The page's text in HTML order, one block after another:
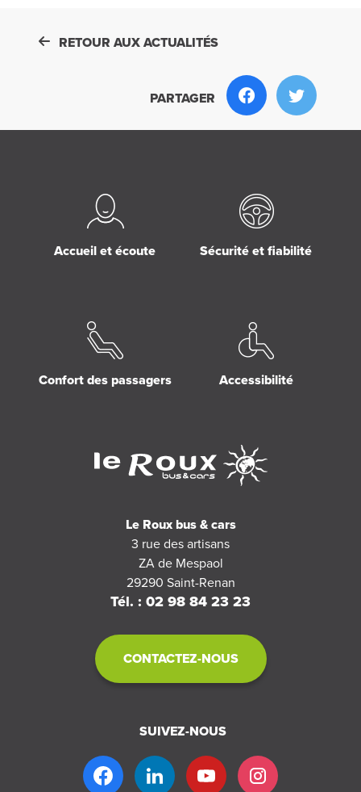
RETOUR AUX ACTUALITÉS
PARTAGER
Accueil et écoute Sécurité et fiabilité
Confort des passagers Accessibilité
Le Roux bus & cars
3 rue des artisans
ZA de Mespaol
29290 Saint-Renan
Tél. : 02 98 84 23 23
CONTACTEZ-NOUS
SUIVEZ-NOUS